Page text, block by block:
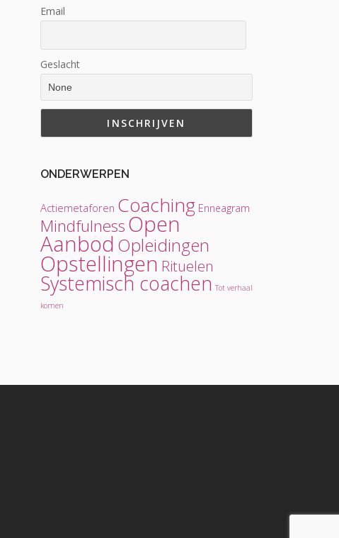
Email
Geslacht
ONDERWERPEN
Actiemetaforen Coaching Enneagram
MindfulnessOpen
Aanbod Opleidingen
Opstellingen Rituelen
Systemisch coachen Tot verhaal
komen